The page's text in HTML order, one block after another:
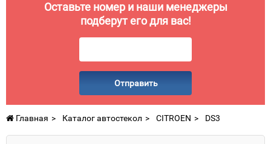
Оставьте номер и наши менеджеры
подберут его для вас!
Отправить
Главная Каталог автостекол CITROEN DS3